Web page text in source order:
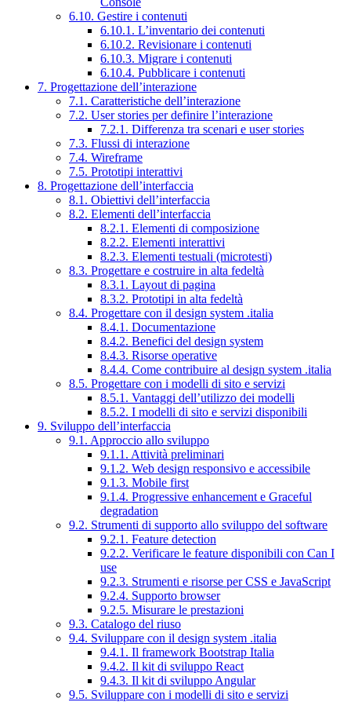
6.10. Gestire i contenuti
6.10.1. L’inventario dei contenuti
6.10.2. Revisionare i contenuti
6.10.3. Migrare i contenuti
6.10.4. Pubblicare i contenuti
7. Progettazione dell’interazione
7.1. Caratteristiche dell’interazione
7.2. User stories per definire l’interazione
7.2.1. Differenza tra scenari e user stories
7.3. Flussi di interazione
7.4. Wireframe
7.5. Prototipi interattivi
8. Progettazione dell’interfaccia
8.1. Obiettivi dell’interfaccia
8.2. Elementi dell’interfaccia
8.2.1. Elementi di composizione
8.2.2. Elementi interattivi
8.2.3. Elementi testuali (microtesti)
8.3. Progettare e costruire in alta fedeltà
8.3.1. Layout di pagina
8.3.2. Prototipi in alta fedeltà
8.4. Progettare con il design system .italia
8.4.1. Documentazione
8.4.2. Benefici del design system
8.4.3. Risorse operative
8.4.4. Come contribuire al design system .italia
8.5. Progettare con i modelli di sito e servizi
8.5.1. Vantaggi dell’utilizzo dei modelli
8.5.2. I modelli di sito e servizi disponibili
9. Sviluppo dell’interfaccia
9.1. Approccio allo sviluppo
9.1.1. Attività preliminari
9.1.2. Web design responsivo e accessibile
9.1.3. Mobile first
9.1.4. Progressive enhancement e Graceful
degradation
9.2. Strumenti di supporto allo sviluppo del software
9.2.1. Feature detection
9.2.2. Verificare le feature disponibili con Can I
use
9.2.3. Strumenti e risorse per CSS e JavaScript
9.2.4. Supporto browser
9.2.5. Misurare le prestazioni
9.3. Catalogo del riuso
9.4. Sviluppare con il design system .italia
9.4.1. Il framework Bootstrap Italia
9.4.2. Il kit di sviluppo React
9.4.3. Il kit di sviluppo Angular
9.5. Sviluppare con i modelli di sito e servizi